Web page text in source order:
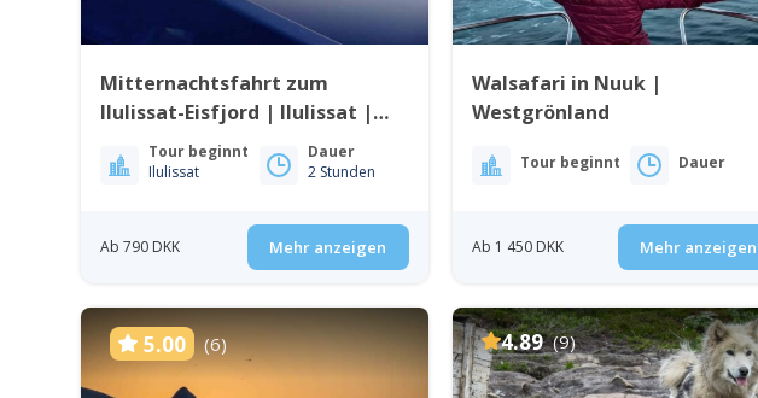
Mitternachtsfahrt zum
Ilulissat-Eisfjord | Ilulissat |
Diskobucht
Tour beginnt
Ilulissat
Dauer
2 Stunden
Ab 790 DKK Mehr anzeigen
Walsafari in Nuuk |
Westgrönland
Tour beginnt Dauer
Ab 1 450 DKK Mehr anzeigen
5.00 (6) 4.89 (9)